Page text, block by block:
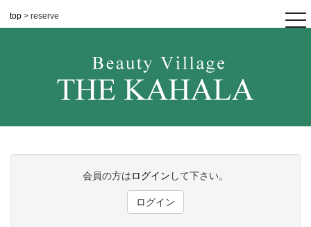
top > reserve
会員の方はログイン して下さい。
ログイン